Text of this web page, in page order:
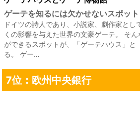
ゲーテを知るには欠かせないスポット
ドイツの詩人であり、小説家、劇作家とし
くの影響を与えた世界の文豪ゲーテ。 そ
ができるスポットが、「ゲーテハウス」と
る。 ゲー…
7位：欧州中央銀行